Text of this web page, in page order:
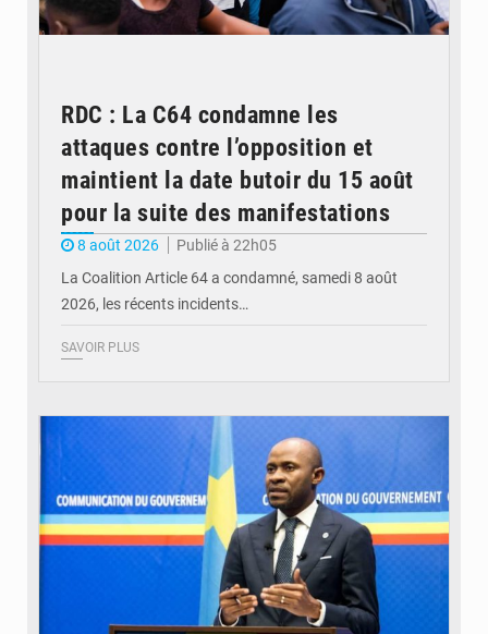
RDC : La C64 condamne les
attaques contre l’opposition et
maintient la date butoir du 15 août
pour la suite des manifestations
8 août 2026
Publié à 22h05
La Coalition Article 64 a condamné, samedi 8 août
2026, les récents incidents…
SAVOIR PLUS